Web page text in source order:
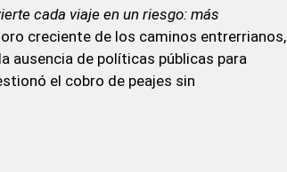
cada viaje en un riesgo: más
creciente de los caminos entrerrianos,
ausencia de políticas públicas para
el cobro de peajes sin